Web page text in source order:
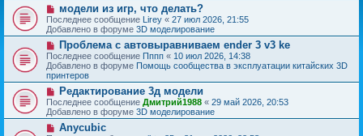
Н
о
в
о
с
о
о
б
щ
е
н
и
е
модели из игр, что делать?
Последнее сообщение Lirey « 27 июл 2026, 21:55
Добавлено в форуме 3D моделирование
Н
о
в
о
е
о
о
б
щ
Проблема с автовыравниваем ender 3 v3 ke
Последнее сообщение Пппп « 10 июл 2026, 14:38
Добавлено в форуме Помощь сообщества в эксплуатации китайских 3D
принтеров
Н
о
в
о
е
Редактирование 3д модели
Последнее сообщение Дмитрий1988 « 29 май 2026, 20:53
Добавлено в форуме 3D моделирование
Н
Anycubic